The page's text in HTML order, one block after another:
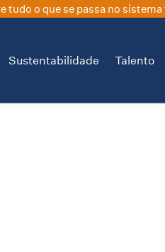
tudo o que se passa no
Sustentabilidade Talento